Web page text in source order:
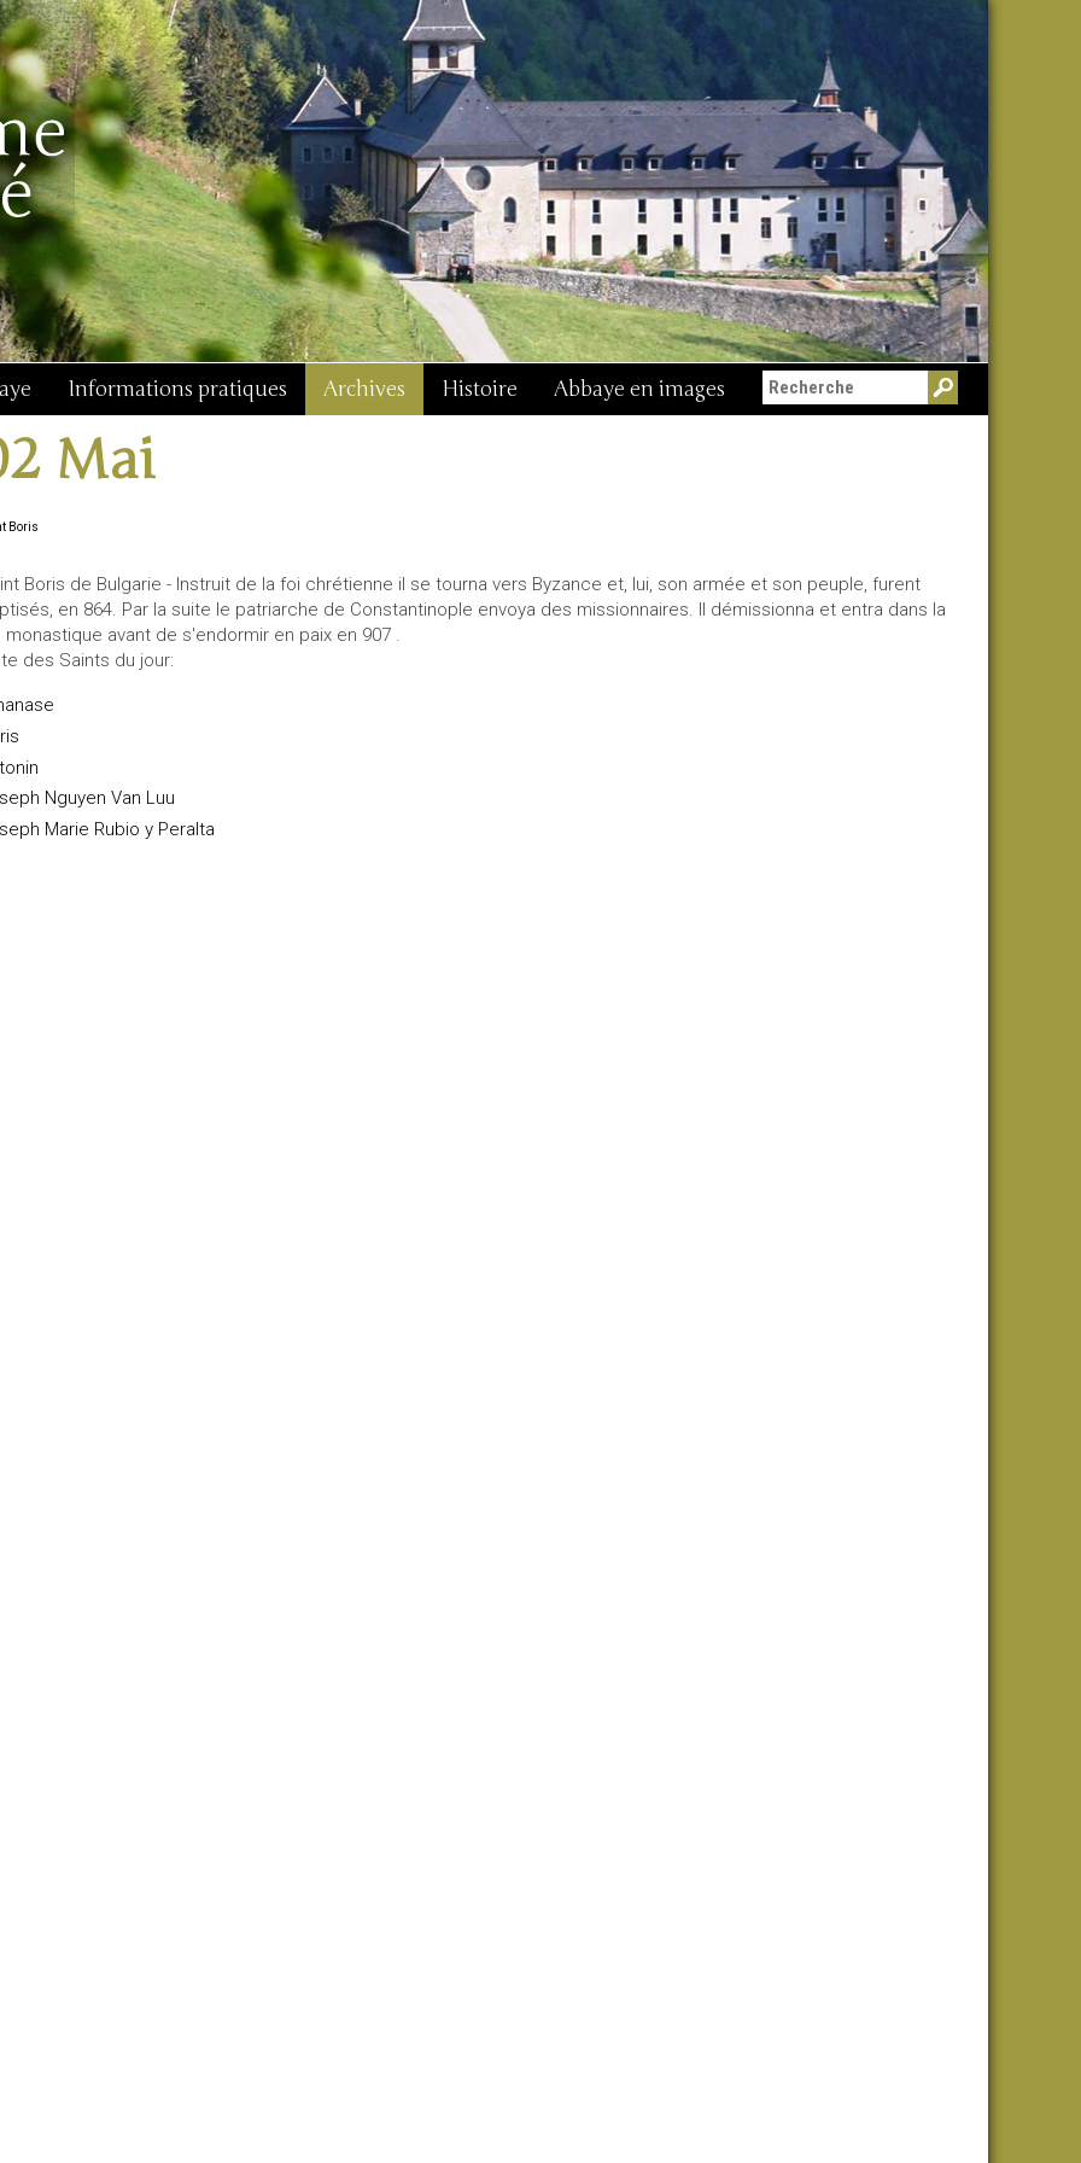
Informations pratiques Archives Histoire Abbaye en images
Mai
Boris
Boris de Bulgarie - Instruit de la foi chrétienne il se tourna vers Byzance et, lui, son armée et son peuple, furent
en 864. Par la suite le patriarche de Constantinople envoya des missionnaires. Il démissionna et entra dans la
monastique avant de s'endormir en paix en 907 .
des Saints du jour:
Nguyen Van Luu
Marie Rubio y Peralta